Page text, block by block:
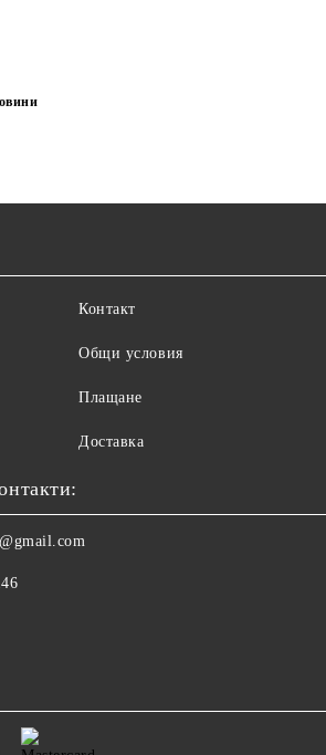
Контакт
Общи условия
Плащане
Доставка